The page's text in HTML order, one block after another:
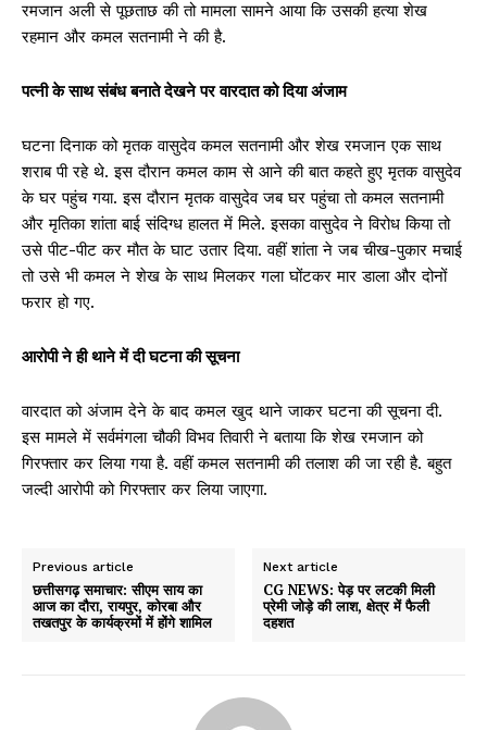
रमजान अली से पूछताछ की तो मामला सामने आया कि उसकी हत्या शेख
रहमान और कमल सतनामी ने की है.
पत्नी के साथ संबंध बनाते देखने पर वारदात को दिया अंजाम
घटना दिनाक को मृतक वासुदेव कमल सतनामी और शेख रमजान एक साथ
शराब पी रहे थे. इस दौरान कमल काम से आने की बात कहते हुए मृतक वासुदेव
के घर पहुंच गया. इस दौरान मृतक वासुदेव जब घर पहुंचा तो कमल सतनामी
और मृतिका शांता बाई संदिग्ध हालत में मिले. इसका वासुदेव ने विरोध किया तो
उसे पीट-पीट कर मौत के घाट उतार दिया. वहीं शांता ने जब चीख-पुकार मचाई
तो उसे भी कमल ने शेख के साथ मिलकर गला घोंटकर मार डाला और दोनों
फरार हो गए.
आरोपी ने ही थाने में दी घटना की सूचना
वारदात को अंजाम देने के बाद कमल खुद थाने जाकर घटना की सूचना दी.
इस मामले में सर्वमंगला चौकी विभव तिवारी ने बताया कि शेख रमजान को
गिरफ्तार कर लिया गया है. वहीं कमल सतनामी की तलाश की जा रही है. बहुत
जल्दी आरोपी को गिरफ्तार कर लिया जाएगा.
Previous article
छत्तीसगढ़ समाचार: सीएम साय का
आज का दौरा, रायपुर, कोरबा और
तखतपुर के कार्यक्रमों में होंगे शामिल
Next article
CG NEWS: पेड़ पर लटकी मिली
प्रेमी जोड़े की लाश, क्षेत्र में फैली
दहशत